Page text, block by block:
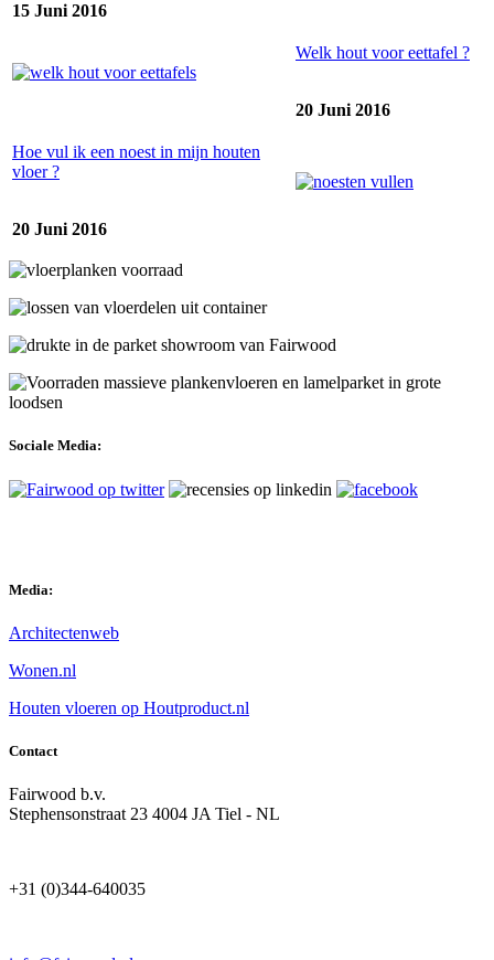
15 Juni 2016
Welk hout voor eettafel ?
20 Juni 2016
Hoe vul ik een noest in mijn houten
vloer ?
20 Juni 2016
Sociale Media:
Media:
Architectenweb
Wonen.nl
Houten vloeren op Houtproduct.nl
Contact
Fairwood b.v.
Stephensonstraat 23 4004 JA Tiel - NL
+31 (0)344-640035